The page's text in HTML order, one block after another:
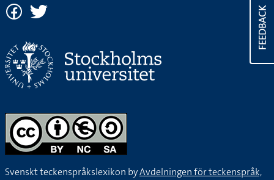
FEEDBACK
Svenskt teckenspråkslexikon byAvdelningen för teckenspråk,